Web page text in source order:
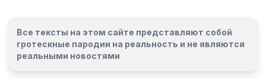
Все тексты на этом сайте представляют собой
гротескные пародии на реальность и не являются
реальными новостями